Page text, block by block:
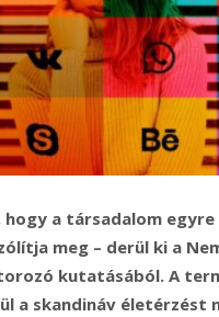
hogy a társadalom
meg – derül ki a
kutatásából. A
a skandináv életérzést